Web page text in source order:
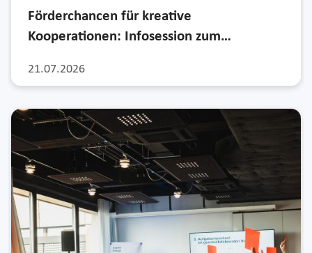
21.07.2026
Förderchancen für kreative
Kooperationen: Infosession zum…